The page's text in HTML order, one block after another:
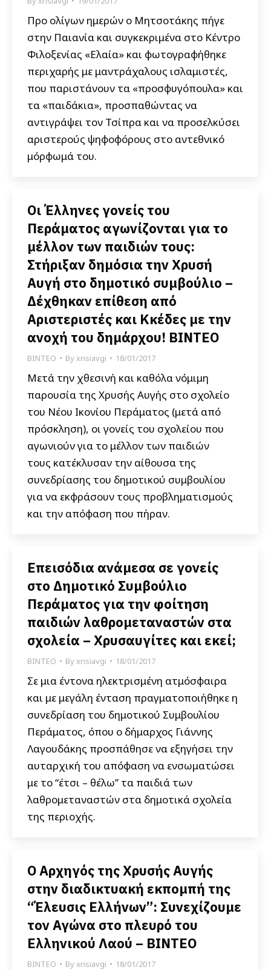
Προ ολίγων ημερών ο Μητσοτάκης πήγε
στην Παιανία και συγκεκριμένα στο Κέντρο
Φιλοξενίας «Ελαία» και φωτογραφήθηκε
περιχαρής με μαντράχαλους ισλαμιστές,
που παριστάνουν τα «προσφυγόπουλα» και
τα «παιδάκια», προσπαθώντας να
αντιγράψει τον Τσίπρα και να προσελκύσει
αριστερούς ψηφοφόρους στο αντεθνικό
μόρφωμά του.
Οι Έλληνες γονείς του
Περάματος αγωνίζονται για το
μέλλον των παιδιών τους:
Στήριξαν δημόσια την Χρυσή
Αυγή στο δημοτικό συμβούλιο –
Δέχθηκαν επίθεση από
Αριστεριστές και Κκέδες με την
ανοχή του δημάρχου! ΒΙΝΤΕΟ
ΒΙΝΤΕΟ Byxrisiavgi 18/01/2017
Μετά την χθεσινή και καθόλα νόμιμη
παρουσία της Χρυσής Αυγής στο σχολείο
του Νέου Ικονίου Περάματος (μετά από
πρόσκληση), οι γονείς του σχολείου που
αγωνιούν για το μέλλον των παιδιών
τους κατέκλυσαν την αίθουσα της
συνεδρίασης του δημοτικού συμβουλίου
για να εκφράσουν τους προβληματισμούς
και την απόφαση που πήραν.
Επεισόδια ανάμεσα σε γονείς
στο Δημοτικό Συμβούλιο
Περάματος για την φοίτηση
παιδιών λαθρομεταναστών στα
σχολεία – Χρυσαυγίτες και εκεί;
ΒΙΝΤΕΟ Byxrisiavgi 18/01/2017
Σε μια έντονα ηλεκτρισμένη ατμόσφαιρα
και με μεγάλη ένταση πραγματοποιήθηκε η
συνεδρίαση του δημοτικού Συμβουλίου
Περάματος, όπου ο δήμαρχος Γιάννης
Λαγουδάκης προσπάθησε να εξηγήσει την
αυταρχική του απόφαση να ενσωματώσει
με το “έτσι – θέλω” τα παιδιά των
λαθρομεταναστών στα δημοτικά σχολεία
της περιοχής.
Ο Αρχηγός της Χρυσής Αυγής
στην διαδικτυακή εκπομπή της
“Έλευσις Ελλήνων”: Συνεχίζουμε
τον Αγώνα στο πλευρό του
Ελληνικού Λαού – ΒΙΝΤΕΟ
ΒΙΝΤΕΟ Byxrisiavgi 18/01/2017